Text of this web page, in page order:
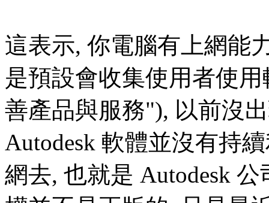
這表示, 你電腦有上網能
是預設會收集使用者使
善產品與服務"), 以前沒
Autodesk 軟體並沒有持
網去, 也就是 Autodesk